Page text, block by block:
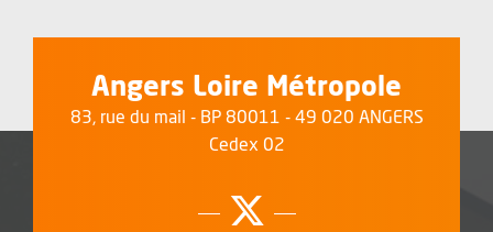
Angers Loire Métropole
83, rue du mail - BP 80011 - 49 020 ANGERS
Cedex 02
Suivez-nous
, Ouvre une